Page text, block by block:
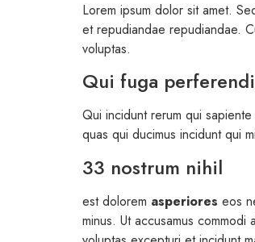
Lorem ipsum dolor sit amet.
et repudiandae repudiandae.
voluptas.
Qui fuga
Qui incidunt rerum qui
quas qui ducimus incidunt qui
33 nostrum nihil
est dolorem asperiores eos
minus. Ut accusamus